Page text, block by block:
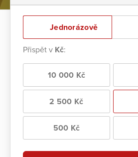
Jednorázově
Přispět v Kč:
10 000 Kč
2 500 Kč
500 Kč